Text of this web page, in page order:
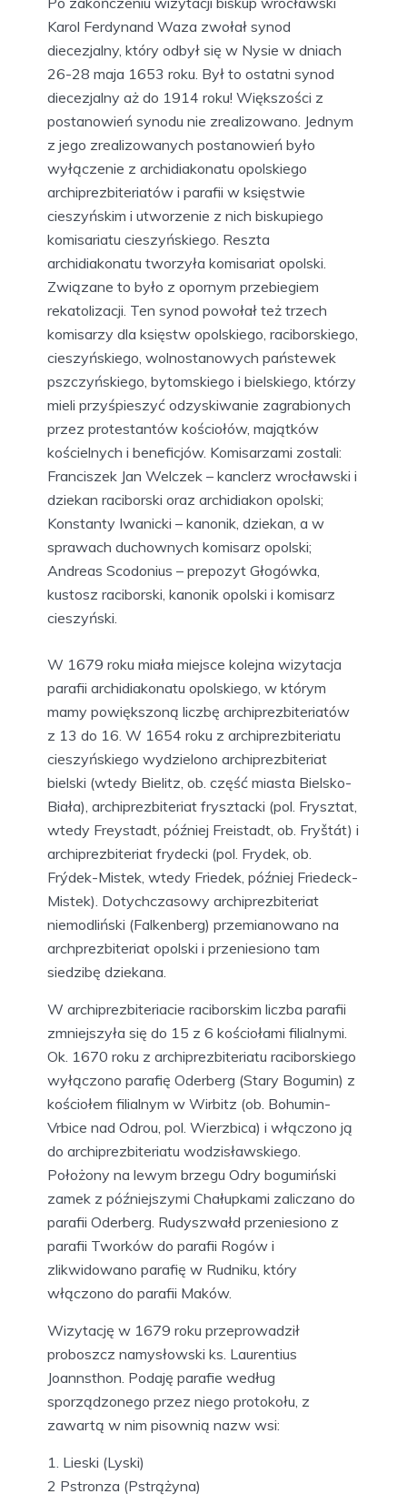
Karol Ferdynand Waza zwołał synod
diecezjalny, który odbył się w Nysie w dniach
26-28 maja 1653 roku. Był to ostatni synod
diecezjalny aż do 1914 roku! Większości z
postanowień synodu nie zrealizowano. Jednym
z jego zrealizowanych postanowień było
wyłączenie z archidiakonatu opolskiego
archiprezbiteriatów i parafii w księstwie
cieszyńskim i utworzenie z nich biskupiego
komisariatu cieszyńskiego. Reszta
archidiakonatu tworzyła komisariat opolski.
Związane to było z opornym przebiegiem
rekatolizacji. Ten synod powołał też trzech
komisarzy dla księstw opolskiego, raciborskiego,
cieszyńskiego, wolnostanowych państewek
pszczyńskiego, bytomskiego i bielskiego, którzy
mieli przyśpieszyć odzyskiwanie zagrabionych
przez protestantów kościołów, majątków
kościelnych i beneficjów. Komisarzami zostali:
Franciszek Jan Welczek – kanclerz wrocławski i
dziekan raciborski oraz archidiakon opolski;
Konstanty Iwanicki – kanonik, dziekan, a w
sprawach duchownych komisarz opolski;
Andreas Scodonius – prepozyt Głogówka,
kustosz raciborski, kanonik opolski i komisarz
cieszyński.
W 1679 roku miała miejsce kolejna wizytacja
parafii archidiakonatu opolskiego, w którym
mamy powiększoną liczbę archiprezbiteriatów
z 13 do 16. W 1654 roku z archiprezbiteriatu
cieszyńskiego wydzielono archiprezbiteriat
bielski (wtedy Bielitz, ob. część miasta Bielsko-
Biała), archiprezbiteriat frysztacki (pol. Frysztat,
wtedy Freystadt, później Freistadt, ob. Fryštát) i
archiprezbiteriat frydecki (pol. Frydek, ob.
Frýdek-Mistek, wtedy Friedek, później Friedeck-
Mistek). Dotychczasowy archiprezbiteriat
niemodliński (Falkenberg) przemianowano na
archprezbiteriat opolski i przeniesiono tam
siedzibę dziekana.
W archiprezbiteriacie raciborskim liczba parafii
zmniejszyła się do 15 z 6 kościołami filialnymi.
Ok. 1670 roku z archiprezbiteriatu raciborskiego
wyłączono parafię Oderberg (Stary Bogumin) z
kościołem filialnym w Wirbitz (ob. Bohumin-
Vrbice nad Odrou, pol. Wierzbica) i włączono ją
do archiprezbiteriatu wodzisławskiego.
Położony na lewym brzegu Odry bogumiński
zamek z późniejszymi Chałupkami zaliczano do
parafii Oderberg. Rudyszwałd przeniesiono z
parafii Tworków do parafii Rogów i
zlikwidowano parafię w Rudniku, który
włączono do parafii Maków.
Wizytację w 1679 roku przeprowadził
proboszcz namysłowski ks. Laurentius
Joannsthon. Podaję parafie według
sporządzonego przez niego protokołu, z
zawartą w nim pisownią nazw wsi:
Lieski (Lyski)
2 Pstronza (Pstrążyna)